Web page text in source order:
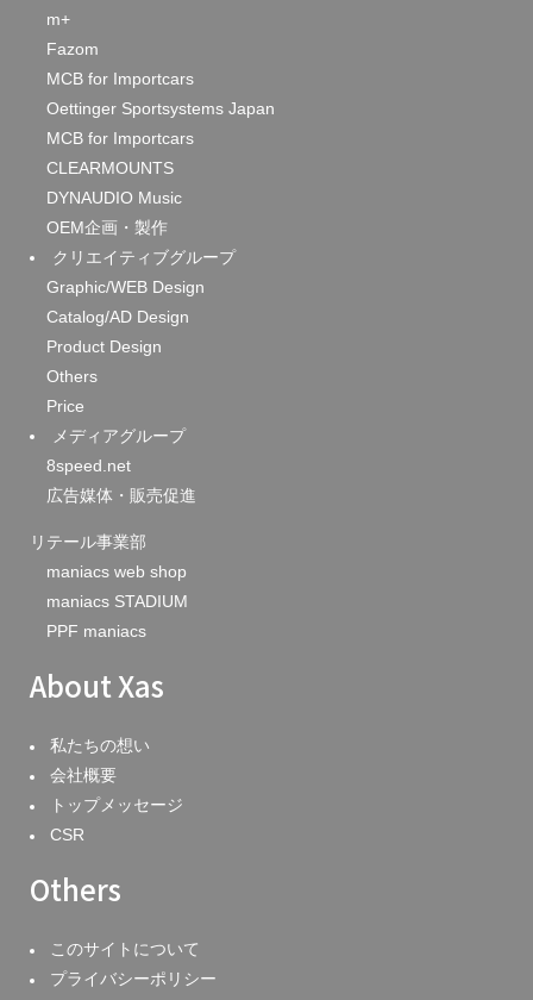
m+
Fazom
MCB for Importcars
Oettinger Sportsystems Japan
MCB for Importcars
CLEARMOUNTS
DYNAUDIO Music
OEM企画・製作
クリエイティブグループ
Graphic/WEB Design
Catalog/AD Design
Product Design
Others
Price
メディアグループ
8speed.net
広告媒体・販売促進
リテール事業部
maniacs web shop
maniacs STADIUM
PPF maniacs
About Xas
私たちの想い
会社概要
トップメッセージ
CSR
Others
このサイトについて
プライバシーポリシー